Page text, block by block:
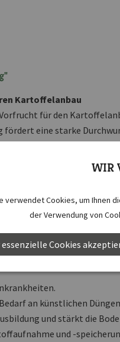
Kartoffelanbau
für den
fördert eine starke
Bodens. Kartoffeln
Boden mit feiner
Rattle-Viren, die bei
Wachstum von
Boden optimal für
an künstlichen
und stärkt die
und -
WIR
verwendet Cookies, um Ihnen
der Verwendung von
essenzielle Cookies